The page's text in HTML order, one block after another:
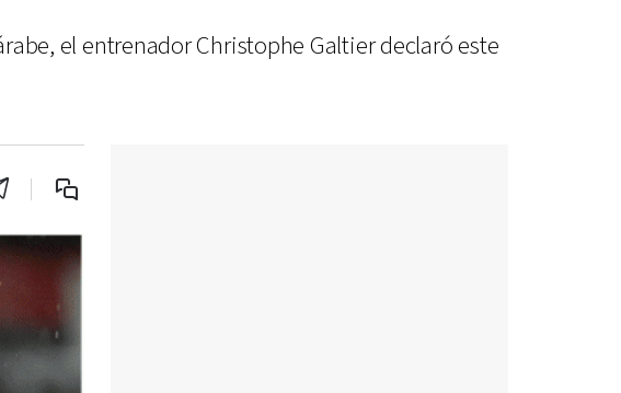
el entrenador Christophe Galtier declaró este